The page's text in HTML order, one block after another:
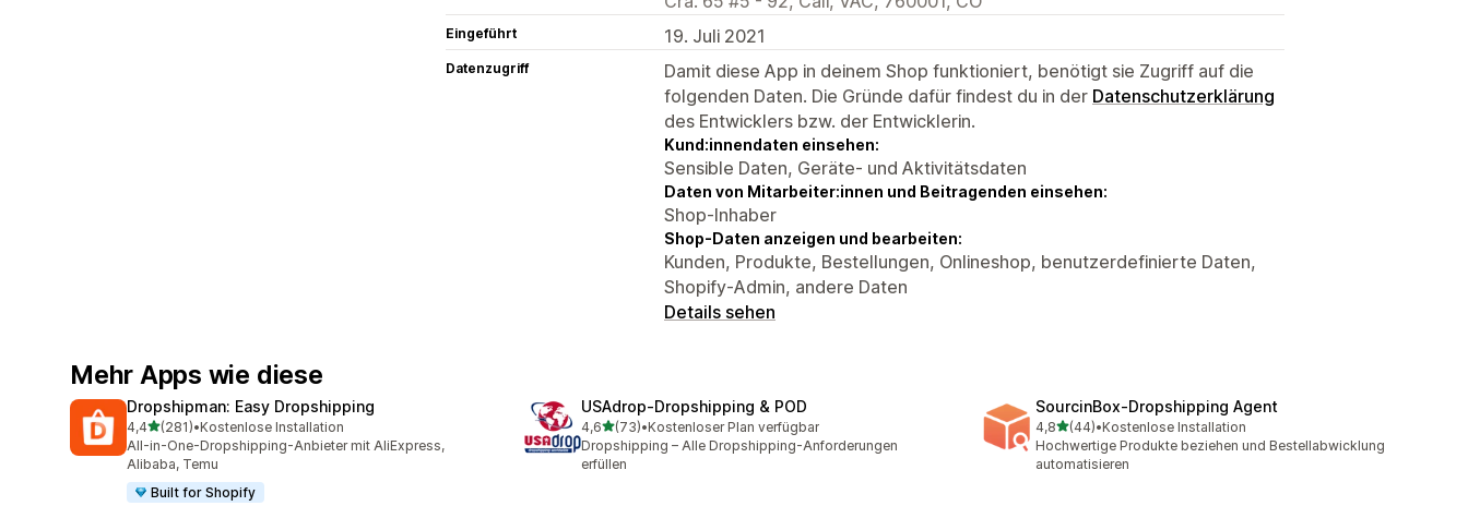
Eingeführt 19. Juli 2021
Datenzugriff
Damit diese App in deinem Shop funktioniert, benötigt sie Zugriff auf die
folgenden Daten. Die Gründe dafür findest du in der Datenschutzerklärung
des Entwicklers bzw. der Entwicklerin.
Kund:innendaten einsehen:
Sensible Daten, Geräte- und Aktivitätsdaten
Daten von Mitarbeiter:innen und Beitragenden einsehen:
Shop-Inhaber
Shop-Daten anzeigen und bearbeiten:
Kunden, Produkte, Bestellungen, Onlineshop, benutzerdefinierte Daten,
Shopify-Admin, andere Daten
Details sehen
Mehr Apps wie diese
Dropshipman: Easy Dropshipping
4,4von 5 Sternen
(281)
281 Rezensionen insgesamt
•Kostenlose Installation
All-in-One-Dropshipping-Anbieter mit AliExpress,
Alibaba, Temu
Built for Shopify
USAdrop‑Dropshipping & POD
4,6von 5 Sternen
(73)
73 Rezensionen insgesamt
•Kostenloser Plan verfügbar
Dropshipping – Alle Dropshipping-Anforderungen
erfüllen
SourcinBox‑Dropshipping Agent
4,8von 5 Sternen
(44)
44 Rezensionen insgesamt
•Kostenlose Installation
Hochwertige Produkte beziehen und Bestellabwicklung
automatisieren